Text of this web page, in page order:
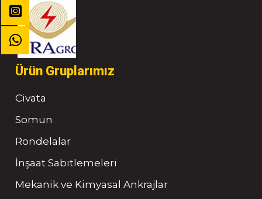
Ürün Gruplarımız
Civata
Somun
Rondelalar
İnşaat Sabitlemeleri
Mekanik ve Kimyasal Ankrajlar